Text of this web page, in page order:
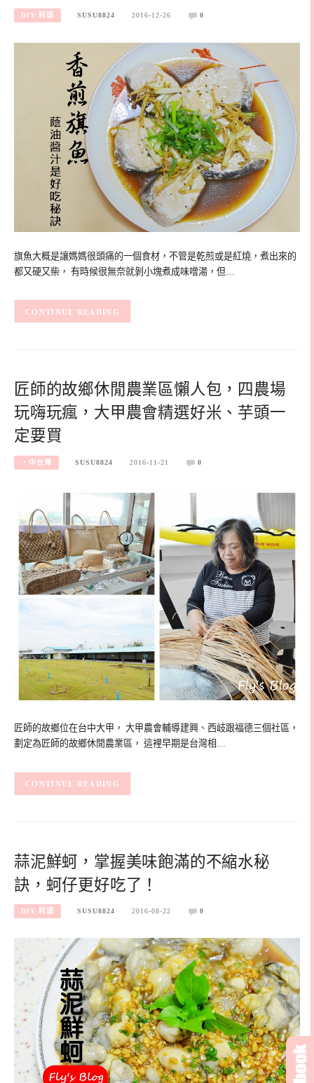
DIY 料理 SUSU8824 2016-12-26 0
旗魚大概是讓媽媽很頭痛的一個食材，不管是乾煎或是紅燒，煮出來的
都又硬又柴， 有時候很無奈就剝小塊煮成味噌湯，但…
CONTINUE READING
匠師的故鄉休閒農業區懶人包，四農場
玩嗨玩瘋，大甲農會精選好米、芋頭一
定要買
‧中台灣 SUSU8824 2016-11-21 0
匠師的故鄉位在台中大甲， 大甲農會輔導建興、西岐跟福德三個社區，
劃定為匠師的故鄉休閒農業區， 這裡早期是台灣相…
CONTINUE READING
蒜泥鮮蚵，掌握美味飽滿的不縮水秘
訣，蚵仔更好吃了！
DIY 料理 SUSU8824 2016-08-22 0